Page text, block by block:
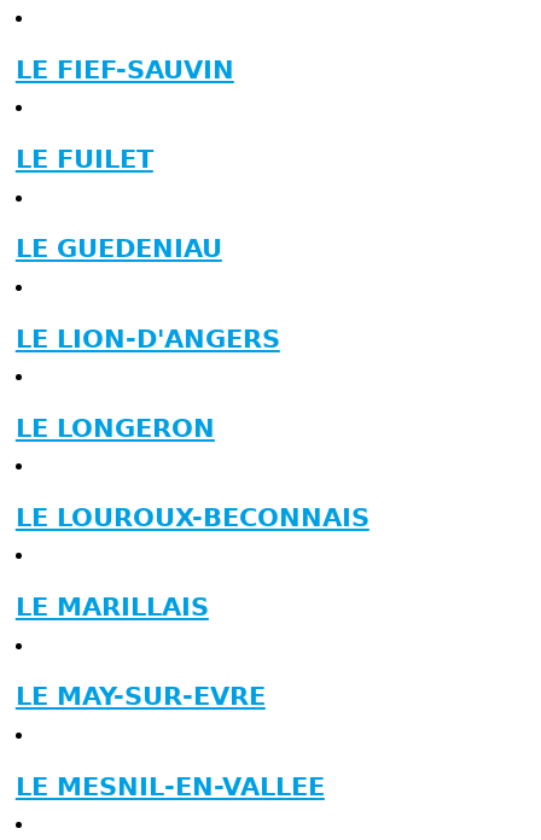
LE FIEF-SAUVIN
LE FUILET
LE GUEDENIAU
LE LION-D'ANGERS
LE LONGERON
LE LOUROUX-BECONNAIS
LE MARILLAIS
LE MAY-SUR-EVRE
LE MESNIL-EN-VALLEE